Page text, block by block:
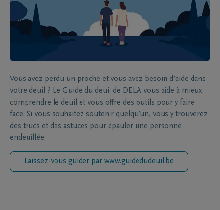
Vous avez perdu un proche et vous avez besoin d’aide dans
votre deuil ? Le Guide du deuil de DELA vous aide à mieux
comprendre le deuil et vous offre des outils pour y faire
face. Si vous souhaitez soutenir quelqu’un, vous y trouverez
des trucs et des astuces pour épauler une personne
endeuillée.
Laissez-vous guider par www.guidedudeuil.be